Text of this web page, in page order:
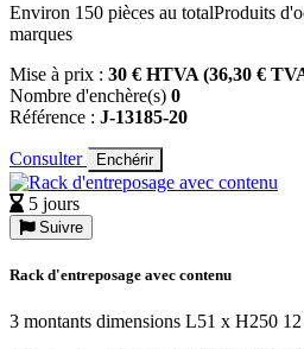
Environ 150 pièces au totalProduits
marques
Mise à prix : 30 € HTVA (36,30 €
Nombre d'enchère(s) 0
Référence : J-13185-20
Consulter Enchérir
5 jours
Suivre
Rack d'entreposage avec contenu
3 montants dimensions L51 x H250